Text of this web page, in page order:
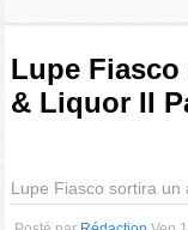
Lupe
& Liquor II
Lupe Fiasco sortira un